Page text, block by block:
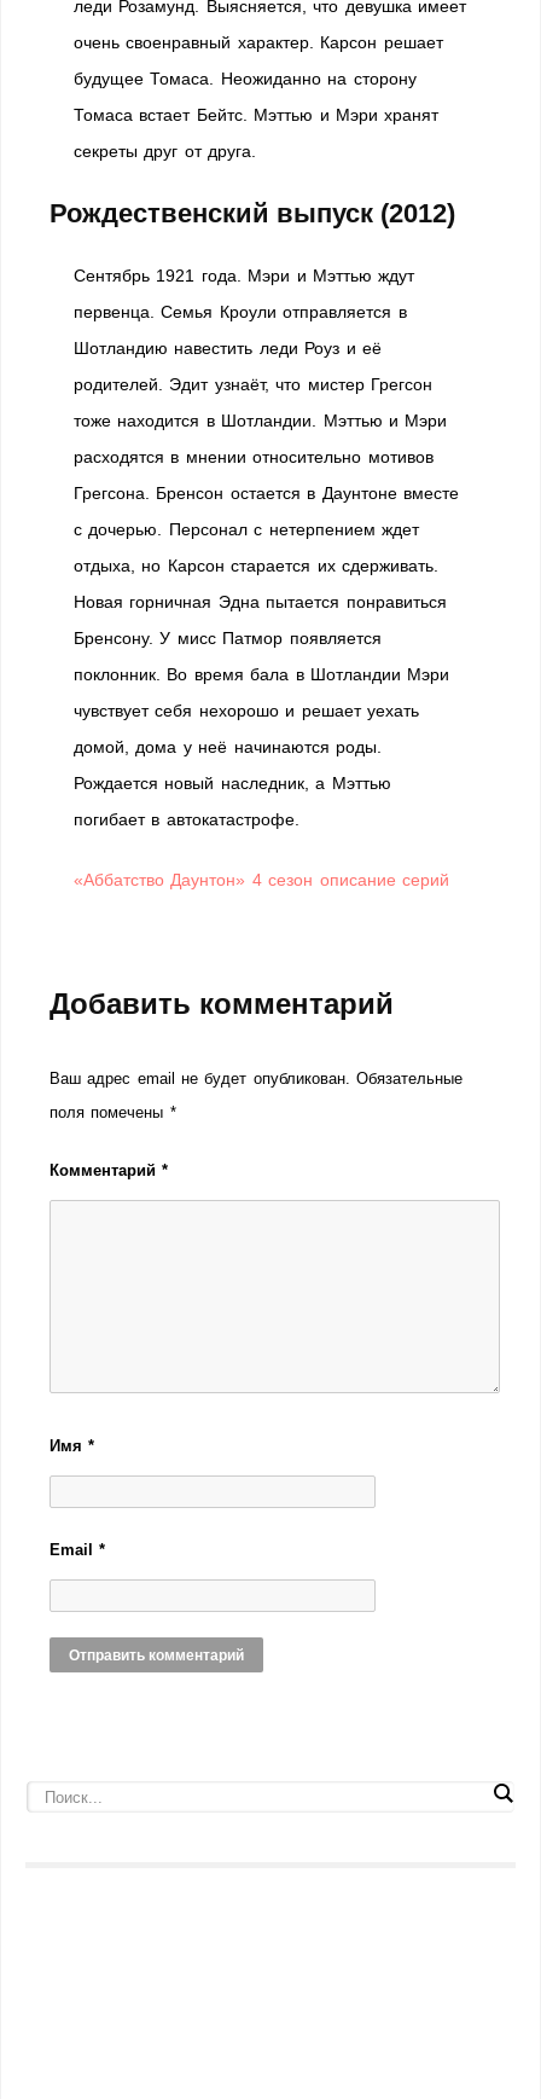
леди Розамунд. Выясняется, что девушка имеет
очень своенравный характер. Карсон решает
будущее Томаса. Неожиданно на сторону
Томаса встает Бейтс. Мэттью и Мэри хранят
секреты друг от друга.
Рождественский выпуск (2012)
Сентябрь 1921 года. Мэри и Мэттью ждут
первенца. Семья Кроули отправляется в
Шотландию навестить леди Роуз и её
родителей. Эдит узнаёт, что мистер Грегсон
тоже находится в Шотландии. Мэттью и Мэри
расходятся в мнении относительно мотивов
Грегсона. Бренсон остается в Даунтоне вместе
с дочерью. Персонал с нетерпением ждет
отдыха, но Карсон старается их сдерживать.
Новая горничная Эдна пытается понравиться
Бренсону. У мисс Патмор появляется
поклонник. Во время бала в Шотландии Мэри
чувствует себя нехорошо и решает уехать
домой, дома у неё начинаются роды.
Рождается новый наследник, а Мэттью
погибает в автокатастрофе.
«Аббатство Даунтон» 4 сезон описание серий
Добавить комментарий
Ваш адрес email не будет опубликован. Обязательные
поля помечены *
Комментарий*
Имя*
Email*